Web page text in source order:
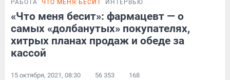
РАБОТА ЧТО МЕНЯ БЕСИТ ИНТЕРВЬЮ
«Что меня бесит»: фармацевт — о
самых «долбанутых» покупателях,
хитрых планах продаж и обеде за
кассой
15 октября, 2021, 08:30 56 353 168